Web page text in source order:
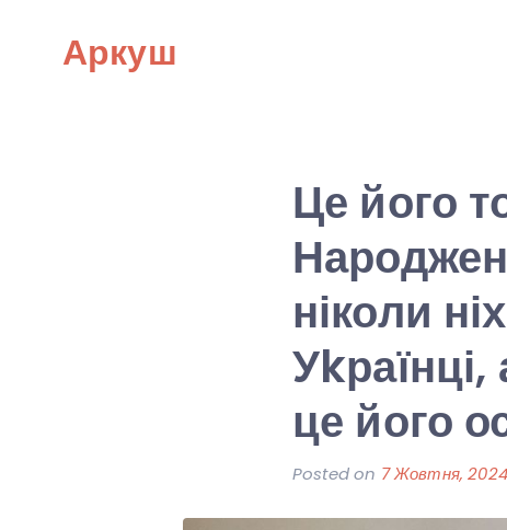
Аркуш
Це його
ніколи
це його
Posted on 7 Жовтня, 2024